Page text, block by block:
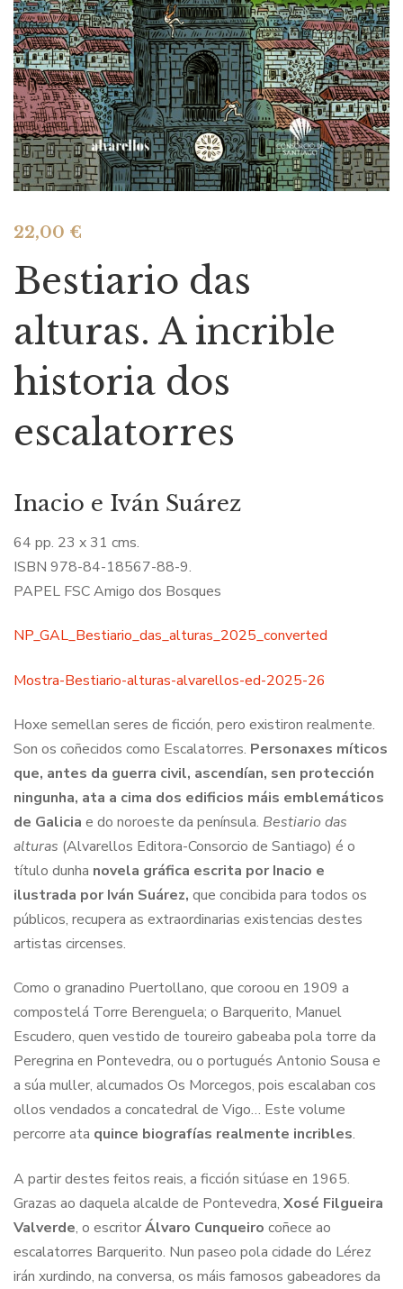
22,00 €
Bestiario das
alturas. A incrible
historia dos
escalatorres
Inacio e Iván Suárez
64 pp. 23 x 31 cms.
ISBN 978-84-18567-88-9.
PAPEL FSC Amigo dos Bosques
NP_GAL_Bestiario_das_alturas_2025_converted
Mostra-Bestiario-alturas-alvarellos-ed-2025-26
Hoxe semellan seres de ficción, pero existiron realmente.
Son os coñecidos como Escalatorres. Personaxes míticos
que, antes da guerra civil, ascendían, sen protección
ningunha, ata a cima dos edificios máis emblemáticos
de Galicia e do noroeste da península. Bestiario das
alturas (Alvarellos Editora-Consorcio de Santiago) é o
título dunha novela gráfica escrita por Inacio e
ilustrada por Iván Suárez, que concibida para todos os
públicos, recupera as extraordinarias existencias destes
artistas circenses.
Como o granadino Puertollano, que coroou en 1909 a
compostelá Torre Berenguela; o Barquerito, Manuel
Escudero, quen vestido de toureiro gabeaba pola torre da
Peregrina en Pontevedra, ou o portugués Antonio Sousa e
a súa muller, alcumados Os Morcegos, pois escalaban cos
ollos vendados a concatedral de Vigo… Este volume
percorre ata quince biografías realmente incribles.
A partir destes feitos reais, a ficción sitúase en 1965.
Grazas ao daquela alcalde de Pontevedra, Xosé Filgueira
Valverde, o escritorÁlvaro Cunqueiro coñece ao
escalatorres Barquerito. Nun paseo pola cidade do Lérez
irán xurdindo, na conversa, os máis famosos gabeadores da